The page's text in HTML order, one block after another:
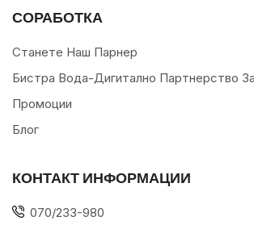
СОРАБОТКА
Станете Наш Парнер
Бистра Вода-Дигитално Партнерство
Промоции
Блог
КОНТАКТ ИНФОРМАЦИИ
070/233-980